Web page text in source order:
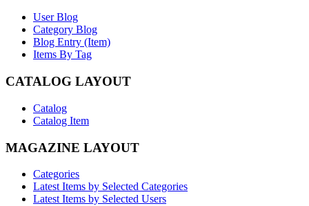
User Blog
Category Blog
Blog Entry (Item)
Items By Tag
CATALOG LAYOUT
Catalog
Catalog Item
MAGAZINE LAYOUT
Categories
Latest Items by Selected Categories
Latest Items by Selected Users